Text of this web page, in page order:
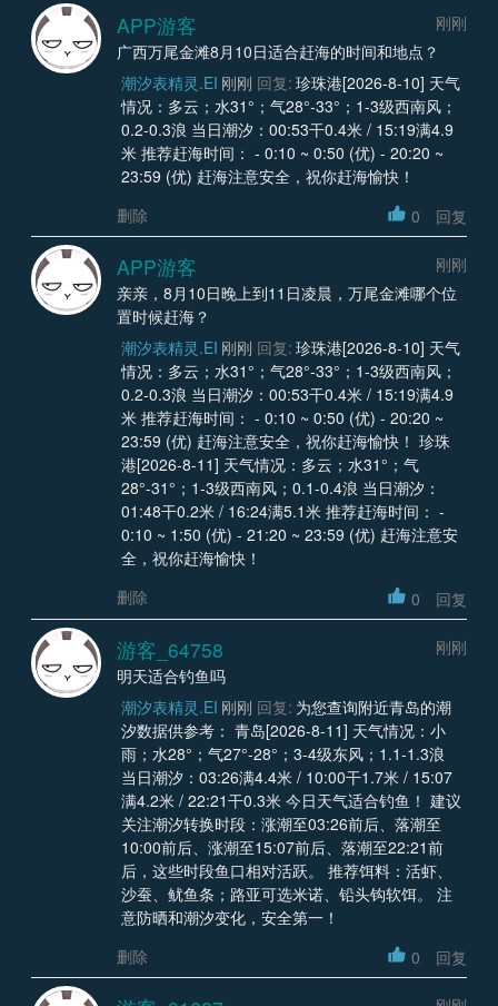
APP游客
刚刚
广西万尾金滩8月10日适合赶海的时间和地点？
潮汐表精灵.EI 刚刚 回复: 珍珠港[2026-8-10] 天气
情况：多云；水31°；气28°-33°；1-3级西南风；
0.2-0.3浪 当日潮汐：00:53干0.4米 / 15:19满4.9
米 推荐赶海时间： - 0:10 ~ 0:50 (优) - 20:20 ~
23:59 (优) 赶海注意安全，祝你赶海愉快！
删除
0 回复
APP游客
刚刚
亲亲，8月10日晚上到11日凌晨，万尾金滩哪个位
置时候赶海？
潮汐表精灵.EI 刚刚 回复: 珍珠港[2026-8-10] 天气
情况：多云；水31°；气28°-33°；1-3级西南风；
0.2-0.3浪 当日潮汐：00:53干0.4米 / 15:19满4.9
米 推荐赶海时间： - 0:10 ~ 0:50 (优) - 20:20 ~
23:59 (优) 赶海注意安全，祝你赶海愉快！ 珍珠
港[2026-8-11] 天气情况：多云；水31°；气
28°-31°；1-3级西南风；0.1-0.4浪 当日潮汐：
01:48干0.2米 / 16:24满5.1米 推荐赶海时间： -
0:10 ~ 1:50 (优) - 21:20 ~ 23:59 (优) 赶海注意安
全，祝你赶海愉快！
删除
0 回复
游客_64758
刚刚
明天适合钓鱼吗
潮汐表精灵.EI 刚刚 回复: 为您查询附近青岛的潮
汐数据供参考： 青岛[2026-8-11] 天气情况：小
雨；水28°；气27°-28°；3-4级东风；1.1-1.3浪
当日潮汐：03:26满4.4米 / 10:00干1.7米 / 15:07
满4.2米 / 22:21干0.3米 今日天气适合钓鱼！ 建议
关注潮汐转换时段：涨潮至03:26前后、落潮至
10:00前后、涨潮至15:07前后、落潮至22:21前
后，这些时段鱼口相对活跃。 推荐饵料：活虾、
沙蚕、鱿鱼条；路亚可选米诺、铅头钩软饵。 注
意防晒和潮汐变化，安全第一！
删除
0 回复